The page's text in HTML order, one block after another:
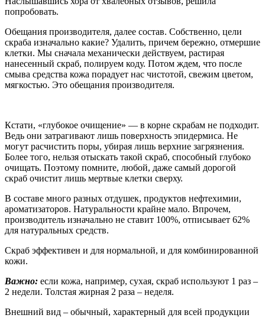
попробовать.
Обещания производителя, далее состав. Собственно, цели
скраба изначально какие? Удалить, причем бережно, отмершие
клетки. Мы сначала механически действуем, растирая
нанесенный скраб, полируем коду. Потом ждем, что после
смыва средства кожа порадует нас чистотой, свежим цветом,
мягкостью. Это обещания производителя.
Кстати, «глубокое очищение» — в корне скрабам не подходит.
Ведь они затрагивают лишь поверхность эпидермиса. Не
могут расчистить поры, убирая лишь верхние загрязнения.
Более того, нельзя отыскать такой скраб, способный глубоко
очищать. Поэтому помните, любой, даже самый дорогой
скраб очистит лишь мертвые клетки сверху.
В составе много разных отдушек, продуктов нефтехимии,
ароматизаторов. Натуральности крайне мало. Впрочем,
производитель изначально не ставит 100%, отписывает 62%
для натуральных средств.
Скраб эффективен и для нормальной, и для комбинированной
кожи.
Важно: если кожа, например, сухая, скраб используют 1 раз –
2 недели. Толстая жирная 2 раза – неделя.
Внешний вид – обычный, характерный для всей продукции